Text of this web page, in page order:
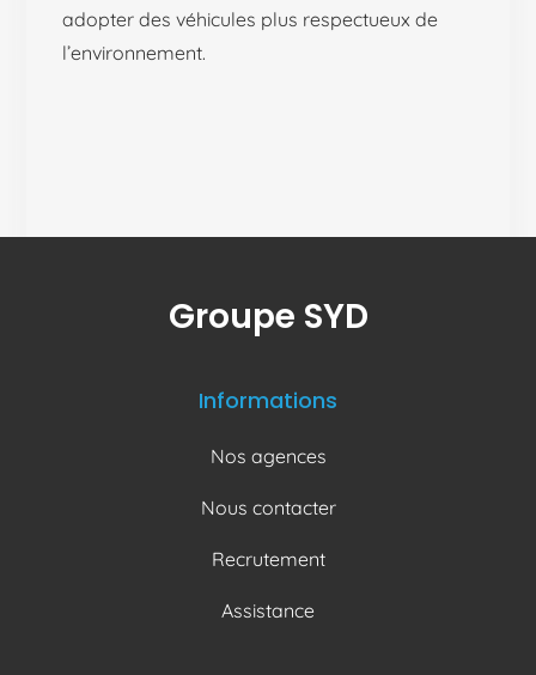
adopter des véhicules plus respectueux de
l’environnement.
Groupe SYD
Informations
Nos agences
Nous contacter
Recrutement
Assistance